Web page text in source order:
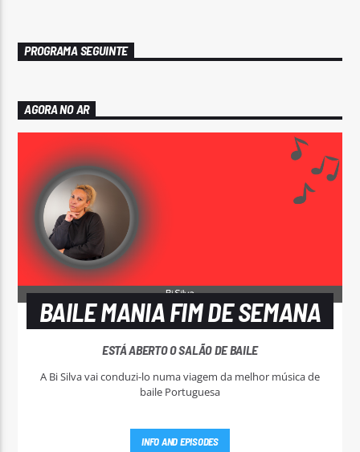
PROGRAMA SEGUINTE
AGORA NO AR
BAILE MANIA FIM DE SEMANA
ESTÁ ABERTO O SALÃO DE BAILE
A Bi Silva vai conduzi-lo numa viagem da melhor música de
baile Portuguesa
INFO AND EPISODES